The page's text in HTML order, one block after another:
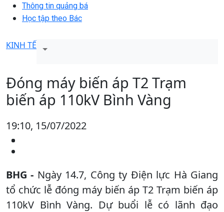
Thông tin quảng bá
Học tập theo Bác
KINH TẾ
Đóng máy biến áp T2 Trạm
biến áp 110kV Bình Vàng
19:10, 15/07/2022
BHG - Ngày 14.7, Công ty Điện lực Hà Giang
tổ chức lễ đóng máy biến áp T2 Trạm biến áp
110kV Bình Vàng. Dự buổi lễ có lãnh đạo